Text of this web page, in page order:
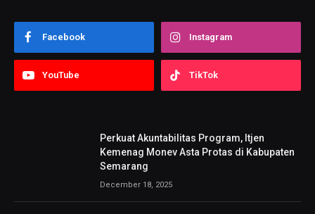
Facebook Instagram
YouTube TikTok
Perkuat Akuntabilitas Program, Itjen
Kemenag Monev Asta Protas di Kabupaten
Semarang
December 18, 2025